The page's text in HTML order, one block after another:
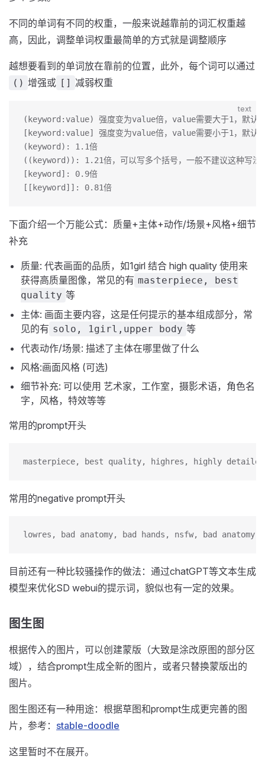
不同的单词有不同的权重，一般来说越靠前的词汇权重越
高，因此，调整单词权重最简单的方式就是调整顺序
越想要看到的单词放在靠前的位置，此外，每个词可以通过
() 增强或 [] 减弱权重
text
(keyword:value) 强度变为value倍，value需要大于1，默认
[keyword:value] 强度变为value倍，value需要小于1，默认
(keyword): 1.1倍
((keyword)): 1.21倍，可以写多个括号，一般不建议这种写法
[keyword]: 0.9倍
[[keyword]]: 0.81倍
下面介绍一个万能公式：质量+主体+动作/场景+风格+细节
补充
质量: 代表画面的品质，如1girl 结合 high quality 使用来
获得高质量图像，常见的有 masterpiece, best
quality 等
主体: 画面主要内容，这是任何提示的基本组成部分，常
见的有 solo, 1girl,upper body 等
代表动作/场景: 描述了主体在哪里做了什么
风格:画面风格 (可选)
细节补充: 可以使用 艺术家，工作室，摄影术语，角色名
字，风格，特效等等
常用的prompt开头
masterpiece, best quality, highres, highly
常用的negative prompt开头
lowres, bad anatomy, bad hands, nsfw, bad
目前还有一种比较骚操作的做法：通过chatGPT等文本生成
模型来优化SD webui的提示词，貌似也有一定的效果。
图生图
根据传入的图片，可以创建蒙版（大致是涂改原图的部分区
域），结合prompt生成全新的图片，或者只替换蒙版出的
图片。
图生图还有一种用途：根据草图和prompt生成更完善的图
片，参考： stable-doodle
这里暂时不在展开。